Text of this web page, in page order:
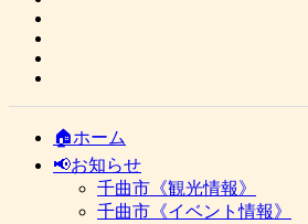
🏠ホーム
📢お知らせ
千曲市《観光情報》
千曲市《イベント情報》